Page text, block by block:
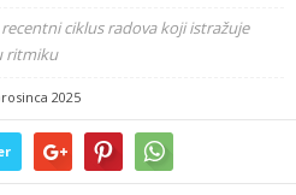
ciklus radova koji istražuje
ritmiku
2025